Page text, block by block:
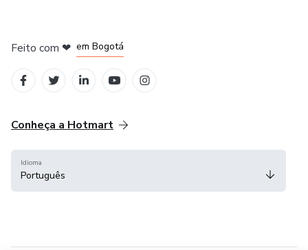
Feito com ❤ em Bogotá
Conheça a Hotmart
Idioma
Português